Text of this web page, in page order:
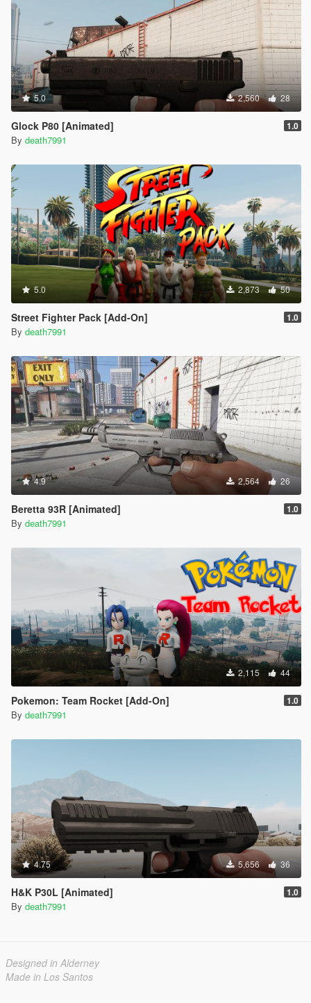
5.0 2,560 28
Glock P80 [Animated] 1.0
By death7991
5.0 2,873 50
Street Fighter Pack [Add-On] 1.0
By death7991
4.9 2,564 26
Beretta 93R [Animated] 1.0
By death7991
2,115 44
Pokemon: Team Rocket [Add-On] 1.0
By death7991
4.75 5,656 36
H&K P30L [Animated] 1.0
By death7991
Designed in Alderney
Made in Los Santos